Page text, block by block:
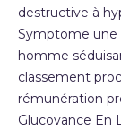
destructive à
Symptome une
homme
classement
rémunération
Glucovance En